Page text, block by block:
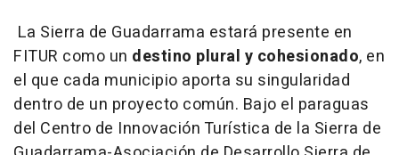
La Sierra de Guadarrama estará presente en
FITUR como un destino plural y cohesionado, en
el que cada municipio aporta su singularidad
dentro de un proyecto común. Bajo el paraguas
del Centro de Innovación Turística de la Sierra de